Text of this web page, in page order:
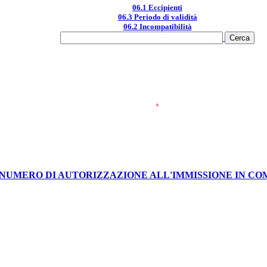
06.1 Eccipienti
06.3 Periodo di validità
06.2 Incompatibilità
.
DI AUTORIZZAZIONE ALL'IMMISSIONE IN